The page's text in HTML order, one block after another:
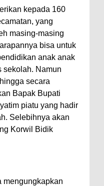
kepada 160
yang
masing-masing
bisa untuk
anak anak
sekolah. Namun
secara
Bapak Bupati
piatu yang hadir
Selebihnya akan
Korwil Bidik
mengungkapkan